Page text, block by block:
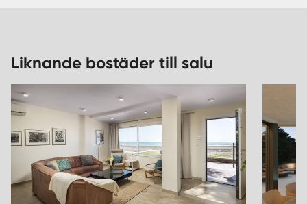
Liknande bostäder till salu